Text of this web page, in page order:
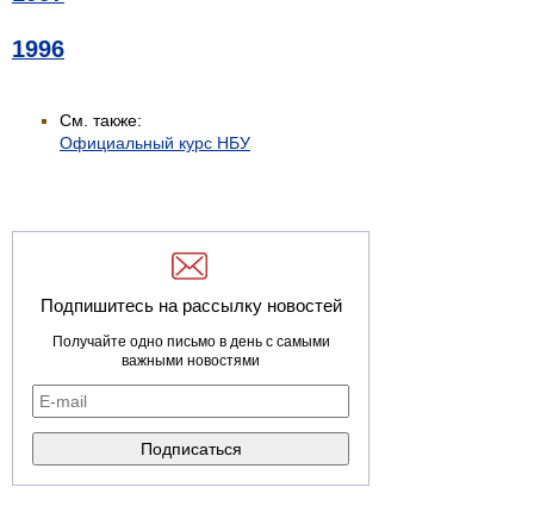
1996
См. также:
Официальный курс НБУ
Подпишитесь на рассылку новостей
Получайте одно письмо в день с самыми
важными новостями